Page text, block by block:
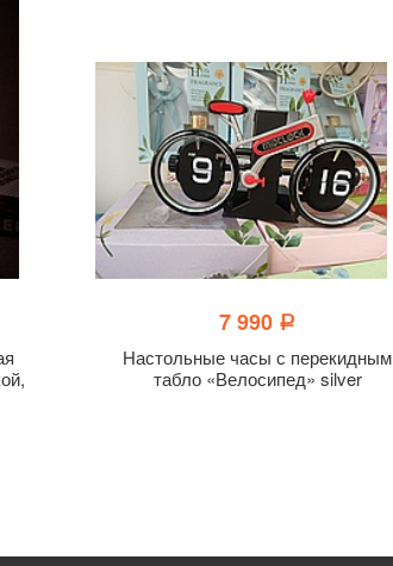
7 990 a
Настольные часы с перекидным
табло «Велосипед» silver